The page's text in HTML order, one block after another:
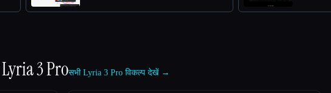
Lyria 3 Proसभी Lyria 3 Pro विकल्प देखें →